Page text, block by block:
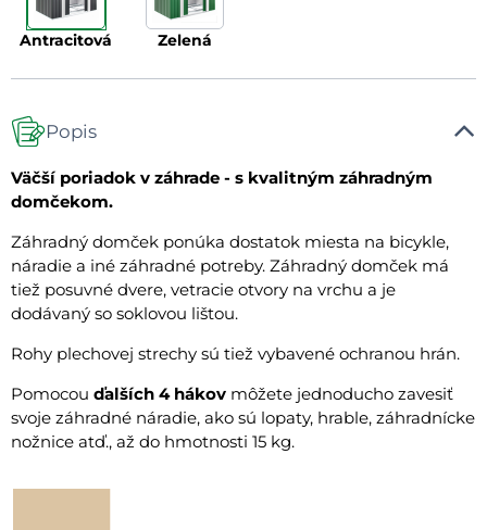
antracitová zelená
Popis
Väčší poriadok v záhrade - s kvalitným záhradným
domčekom.
Záhradný domček ponúka dostatok miesta na bicykle,
náradie a iné záhradné potreby. Záhradný domček má
tiež posuvné dvere, vetracie otvory na vrchu a je
dodávaný so soklovou lištou.
Rohy plechovej strechy sú tiež vybavené ochranou hrán.
Pomocou ďalších 4 hákov môžete jednoducho zavesiť
svoje záhradné náradie, ako sú lopaty, hrable, záhradnícke
nožnice atď., až do hmotnosti 15 kg.